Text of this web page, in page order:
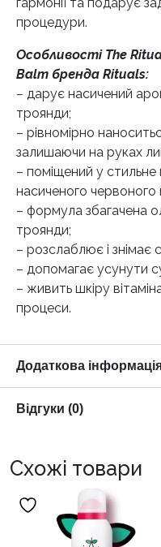
процедури.
Особливості The
Balm бренда Rituals:
– дарує насичений
троянди;
– рівномірно
залишаючи на руках
– поміщений у
насиченого червоного
– формула збагачена
троянди;
– розслаблює і знімає
– допомагає усунути
– живить шкіру
процеси.
Додаткова
Відгуки (0)
Схожі товари